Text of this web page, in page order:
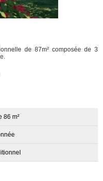
de 87m² composée de 3
86 m²